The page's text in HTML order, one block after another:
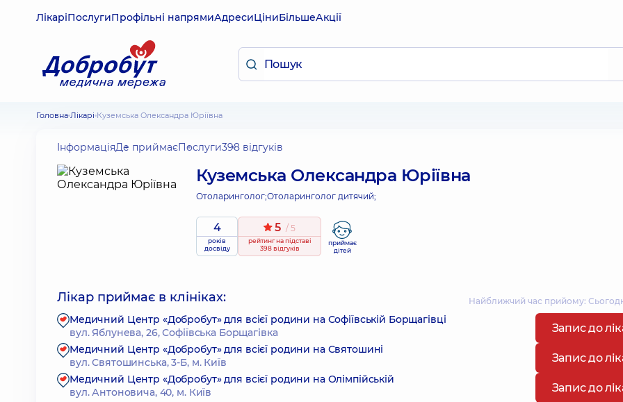
ЛікаріПослугиПрофільні напрямиАдресиЦіниБільшеАкції
Головна Лікарі Куземська Олександра Юріївна
ІнформаціяДе приймаєПослуги398 відгуків
Куземська Олександра Юріївна
Отоларинголог;Отоларинголог дитячий;
4
років
досвіду
5 / 5
рейтингна підставі
398 відгуків
приймає
дітей
Лікар приймає в клініках: Найближчий час прийому:
Медичний Центр «Добробут» для всієї родини на Софіївській Борщагівці
вул. Яблунева, 26, Софіївська Борщагівка
Запис до
Медичний Центр «Добробут» для всієї родини на Святошині
вул. Святошинська, 3-Б, м. Київ
Запис до
Медичний Центр «Добробут» для всієї родини на Олімпійській
вул. Антоновича, 40, м. Київ
Запис до